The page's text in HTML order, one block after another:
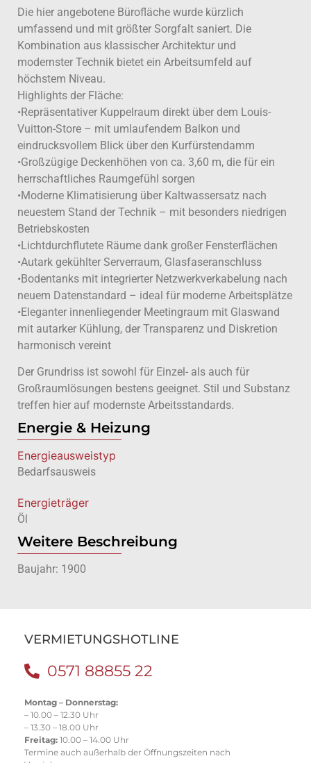
Die hier angebotene Bürofläche wurde kürzlich
umfassend und mit größter Sorgfalt saniert. Die
Kombination aus klassischer Architektur und
modernster Technik bietet ein Arbeitsumfeld auf
höchstem Niveau.
Highlights der Fläche:
•Repräsentativer Kuppelraum direkt über dem Louis-
Vuitton-Store – mit umlaufendem Balkon und
eindrucksvollem Blick über den Kurfürstendamm
•Großzügige Deckenhöhen von ca. 3,60 m, die für ein
herrschaftliches Raumgefühl sorgen
•Moderne Klimatisierung über Kaltwassersatz nach
neuestem Stand der Technik – mit besonders niedrigen
Betriebskosten
•Lichtdurchflutete Räume dank großer Fensterflächen
•Autark gekühlter Serverraum, Glasfaseranschluss
•Bodentanks mit integrierter Netzwerkverkabelung nach
neuem Datenstandard – ideal für moderne Arbeitsplätze
•Eleganter innenliegender Meetingraum mit Glaswand
mit autarker Kühlung, der Transparenz und Diskretion
harmonisch vereint
Der Grundriss ist sowohl für Einzel- als auch für
Großraumlösungen bestens geeignet. Stil und Substanz
treffen hier auf modernste Arbeitsstandards.
Energie & Heizung
Energie­ausweistyp
Bedarfsausweis
Energieträger
Öl
Weitere Beschreibung
Baujahr: 1900
VERMIETUNGSHOTLINE
0571 88855 22
Montag – Donnerstag:
– 10.00 – 12.30 Uhr
– 13.30 – 18.00 Uhr
Freitag: 10.00 – 14.00 Uhr
Termine auch außerhalb der Öffnungszeiten nach